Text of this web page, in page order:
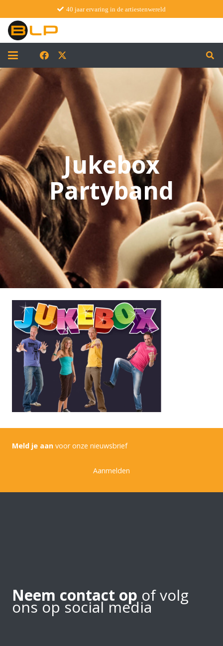
40 jaar ervaring in de artiestenwereld
Jukebox
Partyband
Meld je aan voor onze nieuwsbrief
Aanmelden
Neem contact op of volg
ons op social media